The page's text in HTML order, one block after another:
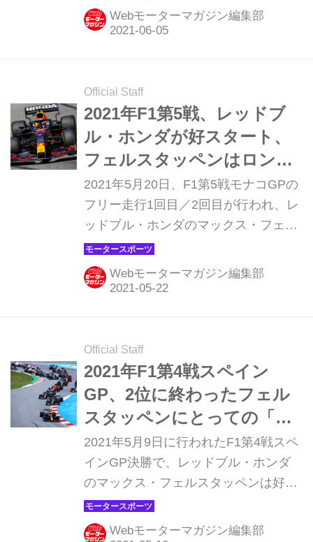
タイムをマーク、幸先のいいスタート
を切った。チームメイトのセルジオ・
上がりの良さがうかがえる。
Webモーターマガジン編集部
Official Staff
2021年F1第5戦、レッドブ
ル・ホンダが好スタート、
フェルスタッペンはロング
ラン中心のフリー走行で4番
手【モナコGP】
2021年5月20日、F1第5戦モナコGPの
フリー走行1回目／2回目が行われ、レ
ッドブル・ホンダのマックス・フェル
スタッペンはフリー走行1回目3番手／
2回目4番手、セルジオ・ペレスはフリ
ー走行1回目トップ／2回目8番手につ
Webモーターマガジン編集部
Official Staff
2021年F1第4戦スペイン
GP、2位に終わったフェル
スタッペンにとっての「難
しい判断」【モータースポ
ーツ】
2021年5月9日に行われたF1第4戦スペ
インGP決勝で、レッドブル・ホンダ
のマックス・フェルスタッペンは好ス
タートを決めレースの大部分をリード
したものの、最後にメルセデスのルイ
Webモーターマガジン編集部